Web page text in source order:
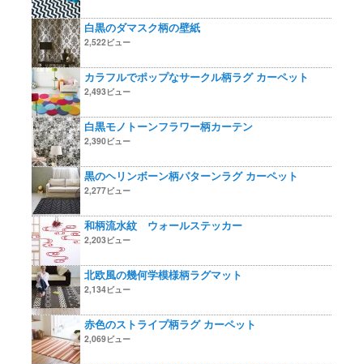
白黒のダマスク柄の壁紙
2,522ビュー
カラフルでポップなサークル柄ラグ カーペット
2,493ビュー
白黒モノトーンフラワー柄カーテン
2,390ビュー
黒のヘリンボーン柄パターンラグ カーペット
2,277ビュー
和柄流水紋 ウォールステッカー
2,203ビュー
北欧風の幾何学模様柄ラグマット
2,134ビュー
赤色のストライプ柄ラグ カーペット
2,069ビュー